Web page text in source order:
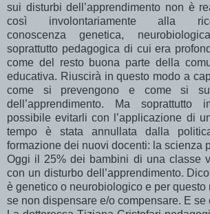
sui disturbi dell’apprendimento non è
così involontariamente alla
conoscenza genetica,
soprattutto pedagogica di cui era
come del resto buona parte della
educativa. Riuscirà in questo modo a
come si prevengono e come si
dell’apprendimento. Ma soprattutto
possibile evitarli con l’applicazione di
tempo è stata annullata dalla
formazione dei nuovi docenti: la scienza
Oggi il 25% dei bambini di una classe
con un disturbo dell’apprendimento.
è genetico o neurobiologico e per questo
se non dispensare e/o compensare. E se